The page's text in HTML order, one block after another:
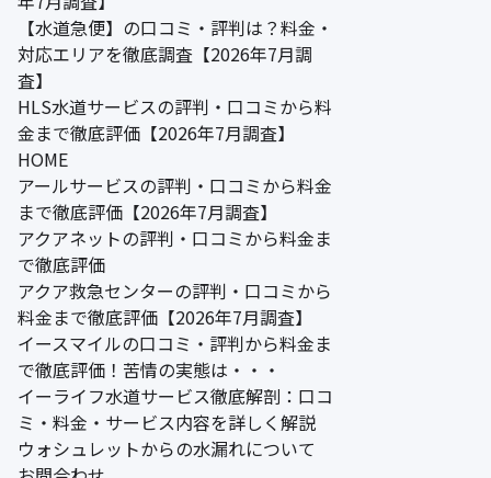
【水道急便】の口コミ・評判は？料金・
対応エリアを徹底調査【2026年7月調
査】
HLS水道サービスの評判・口コミから料
金まで徹底評価【2026年7月調査】
HOME
アールサービスの評判・口コミから料金
まで徹底評価【2026年7月調査】
アクアネットの評判・口コミから料金ま
で徹底評価
アクア救急センターの評判・口コミから
料金まで徹底評価【2026年7月調査】
イースマイルの口コミ・評判から料金ま
で徹底評価！苦情の実態は・・・
イーライフ水道サービス徹底解剖：口コ
ミ・料金・サービス内容を詳しく解説
ウォシュレットからの水漏れについて